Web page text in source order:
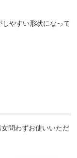
やすい形状になって
問わずお使いいただ